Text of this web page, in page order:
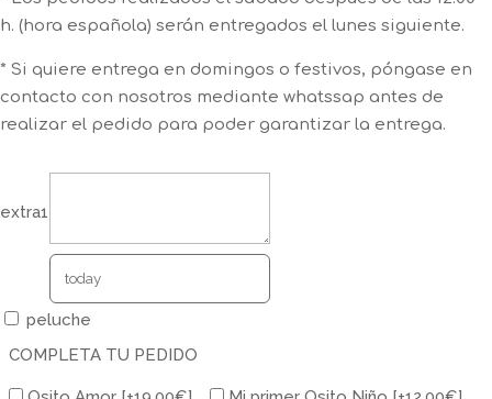
h. (hora española) serán entregados el lunes siguiente.
* Si quiere entrega en domingos o festivos, póngase en
contacto con nosotros mediante whatssap antes de
realizar el pedido para poder garantizar la entrega.
extra1
peluche
COMPLETA TU PEDIDO